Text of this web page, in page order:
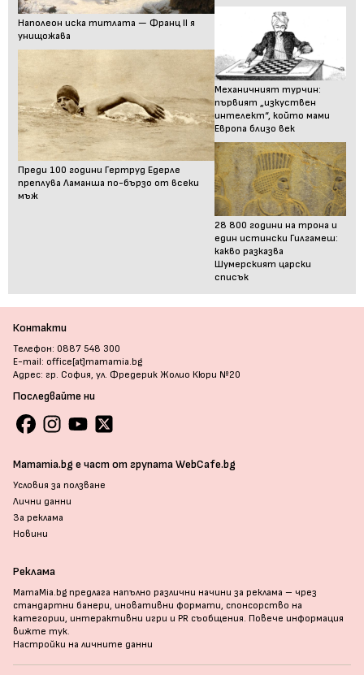
Наполеон иска титлата — Франц II я
унищожава
Преди 100 години Гертруд Едерле
преплува Ламанша по-бързо от всеки
мъж
Механичният турчин:
първият „изкуствен
интелект“, който мами
Европа близо век
28 800 години на трона и
един истински Гилгамеш:
какво разказва
Шумерският царски
списък
Контакти
Телефон: 0887 548 300
E-mail: office[at]mamamia.bg
Адрес: гр. София, ул. Фредерик Жолио Кюри №20
Последвайте ни
Mamamia.bg е част от групата WebCafe.bg
Условия за ползване
Лични данни
За реклама
Новини
Реклама
MamaMia.bg предлага напълно различни начини за реклама – чрез
стандартни банери, иновативни формати, спонсорство на
категории, интерактивни игри и PR съобщения. Повече информация
вижте тук.
Настройки на личните данни